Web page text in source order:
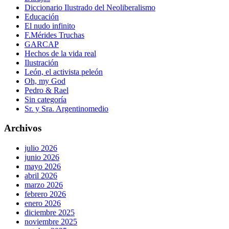
Diccionario Ilustrado del Neoliberalismo
Educación
El nudo infinito
F.Mérides Truchas
GARCAP
Hechos de la vida real
Ilustración
León, el activista peleón
Oh, my God
Pedro & Rael
Sin categoría
Sr. y Sra. Argentinomedio
Archivos
julio 2026
junio 2026
mayo 2026
abril 2026
marzo 2026
febrero 2026
enero 2026
diciembre 2025
noviembre 2025